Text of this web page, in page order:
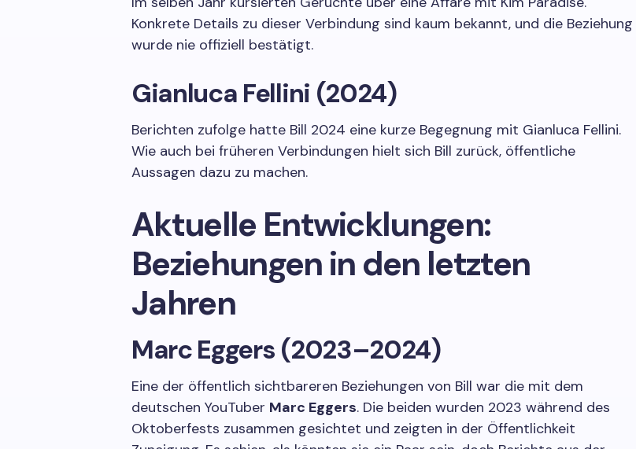
Konkrete Details zu dieser Verbindung sind kaum bekannt, und die Beziehung
wurde nie offiziell bestätigt.
Gianluca Fellini (2024)
Berichten zufolge hatte Bill 2024 eine kurze Begegnung mit Gianluca Fellini.
Wie auch bei früheren Verbindungen hielt sich Bill zurück, öffentliche
Aussagen dazu zu machen.
Aktuelle Entwicklungen:
Beziehungen in den letzten
Jahren
Marc Eggers (2023–2024)
Eine der öffentlich sichtbareren Beziehungen von Bill war die mit dem
deutschen YouTuber Marc Eggers. Die beiden wurden 2023 während des
Oktoberfests zusammen gesichtet und zeigten in der Öffentlichkeit